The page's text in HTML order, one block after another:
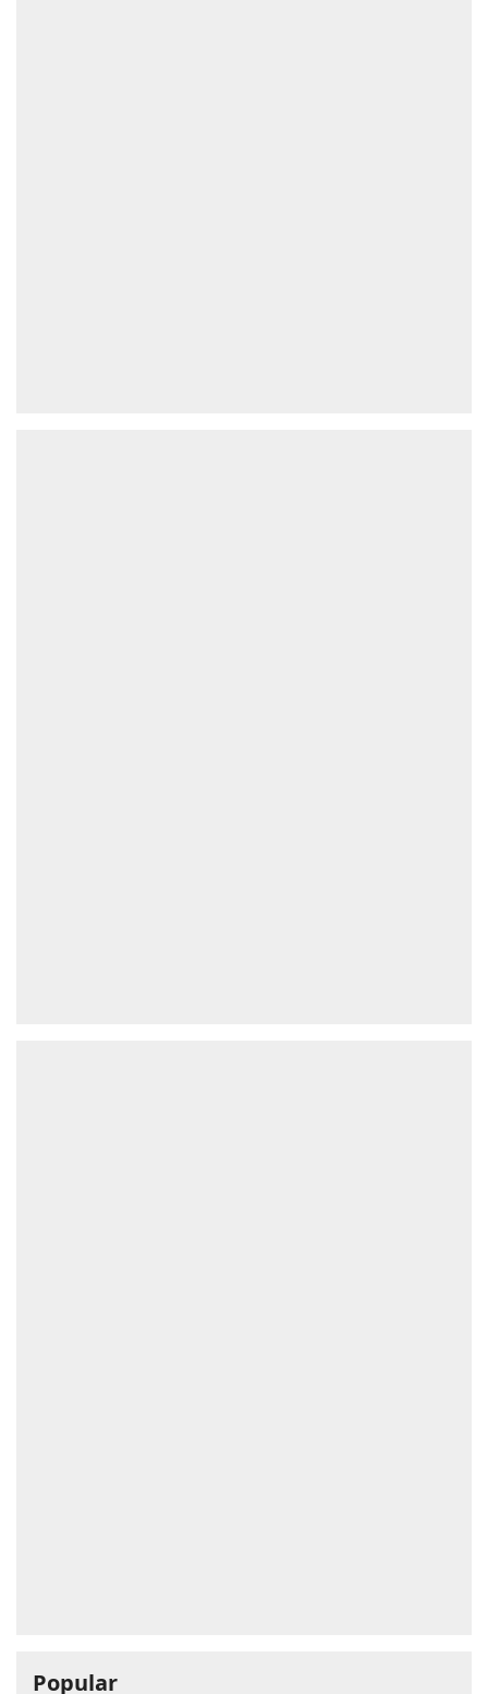
Popular